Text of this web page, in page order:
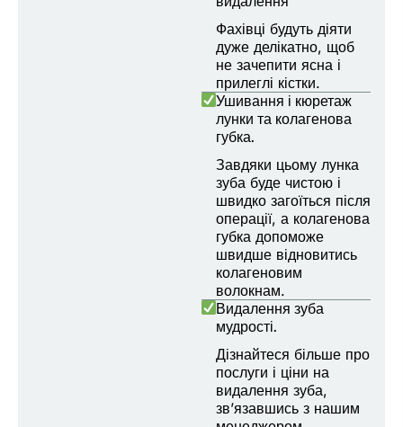
Фахівці будуть діяти
дуже делікатно, щоб
не зачепити ясна і
прилеглі кістки.
Ушивання і кюретаж
лунки та колагенова
губка.
Завдяки цьому лунка
зуба буде чистою і
швидко загоїться після
операції, а колагенова
губка допоможе
швидше відновитись
колагеновим
волокнам.
Видалення зуба
мудрості.
Дізнайтеся більше про
послуги і ціни на
видалення зуба,
зв’язавшись з нашим